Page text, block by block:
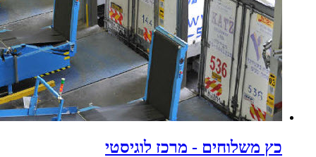
כץ משלוחים - מרכז לוגיסטי